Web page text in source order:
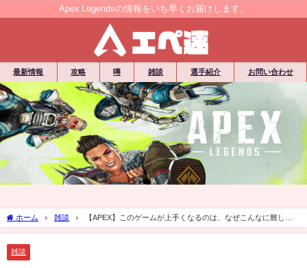
Apex Legendsの情報をいち早くお届けします。
最新情報 攻略 噂 雑談 選手紹介 お問い合わせ
ホーム 雑談
【APEX】このゲームが上手くなるのは、なぜこんなに難しい
の？？
雑談